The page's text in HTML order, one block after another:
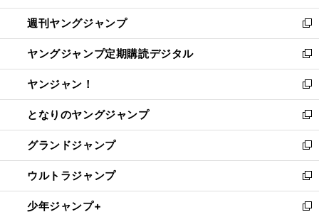
開
く
ウ
で
開
く
ン
ド
ウ
で
開
く
ウ
ィ
ン
ド
ウ
で
開
く
週刊ヤングジャンプ
新
し
い
ウ
ィ
ン
ド
ウ
で
開
く
ヤングジャンプ定期購読デジタル
新
し
い
ウ
ィ
ン
ド
ウ
で
開
く
ヤンジャン！
新
し
い
ウ
ィ
ン
ド
ウ
で
となりのヤングジャンプ
新
し
い
ウ
ィ
ン
ド
グランドジャンプ
新
し
い
ウ
ィ
ウルトラジャンプ
新
し
い
少年ジャンプ+
新